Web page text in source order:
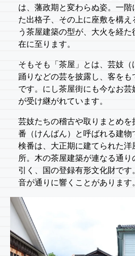
は、藩政期と変わらぬ姿。一階
た出格子、その上に座敷を構え
う茶屋建築の型が、大火を経た
在に至ります。
そもそも「茶屋」とは、芸妓
踊りなどの芸を披露し、客をも
です。にし茶屋街にも今なお
が受け継がれています。
芸妓たちの稽古や取りまとめを
番（けんばん）と呼ばれる建物
検番は、大正期に建てられた洋
所。木の茶屋建築が連なる通
引く、国の登録有形文化財で
音が通りに響くことがあります